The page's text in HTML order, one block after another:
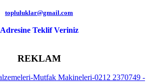
topluluklar@gmail.com
Adresine Teklif Veriniz
REKLAM